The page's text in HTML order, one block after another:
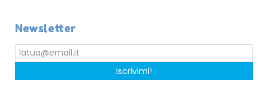
Newsletter
Iscrivimi!